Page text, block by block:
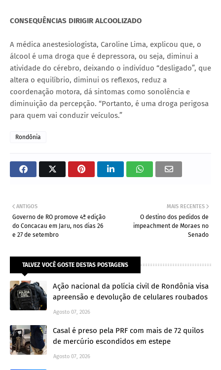
CONSEQUÊNCIAS DIRIGIR ALCOOLIZADO
A médica anestesiologista, Caroline Lima, explicou que, o
álcool é uma droga que é depressora, ou seja, diminui a
atividade do cérebro, deixando o indivíduo “desligado”, que
altera o equilíbrio, diminui os reflexos, reduz a
coordenação motora, dá sintomas como sonolência e
diminuição da percepção. “Portanto, é uma droga perigosa
para quem vai conduzir veículos.”
Rondônia
MAIS RECENTES
O destino dos pedidos de
impeachment de Moraes no
Senado
ANTIGOS
Governo de RO promove 4ª edição
do Concacau em Jaru, nos dias 26
e 27 de setembro
TALVEZ VOCÊ GOSTE DESTAS POSTAGENS
Ação nacional da polícia civil de Rondônia visa
apreensão e devolução de celulares roubados
Agosto 07, 2026
Casal é preso pela PRF com mais de 72 quilos
de mercúrio escondidos em estepe
Agosto 07, 2026